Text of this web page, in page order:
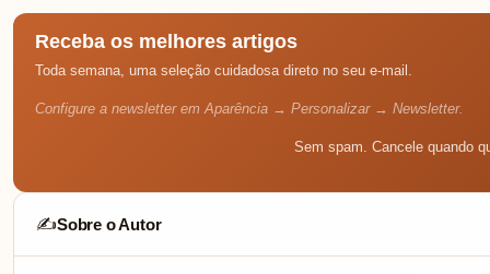
Receba os melhores artigos
Toda semana, uma seleção cuidadosa direto no seu e-mail.
Configure a newsletter em Aparência → Personalizar → Newsletter.
Sem spam. Cancele quando
✍️Sobre o Autor